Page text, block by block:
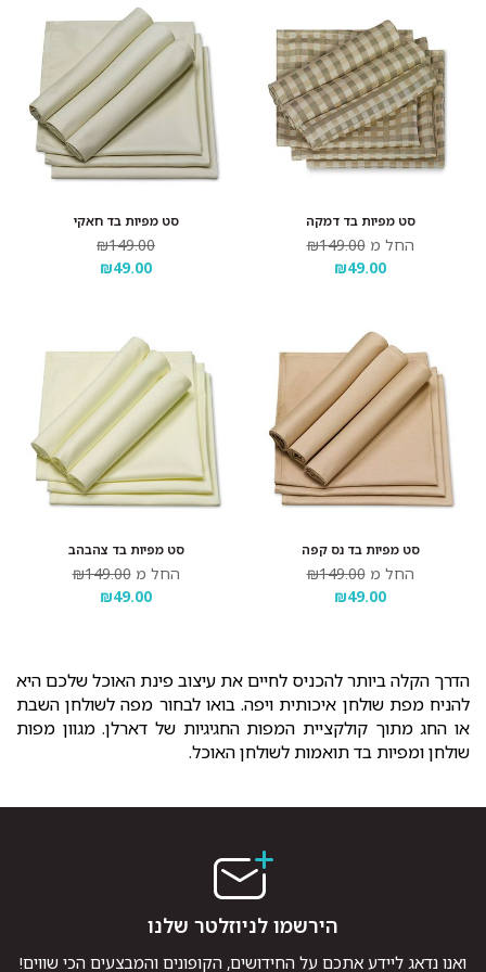
סט מפיות בד דמקה
החל מ ₪149.00
₪49.00
סט מפיות בד חאקי
₪149.00
₪49.00
סט מפיות בד נס קפה
החל מ ₪149.00
₪49.00
סט מפיות בד צהבהב
החל מ ₪149.00
₪49.00
הדרך הקלה ביותר להכניס לחיים את עיצוב פינת האוכל שלכם היא
להניח מפת שולחן איכותית ויפה. בואו לבחור מפה לשולחן השבת
או החג מתוך קולקציית המפות החגיגיות של דארלן. מגוון מפות
שולחן ומפיות בד תואמות לשולחן האוכל.
הירשמו לניוזלטר שלנו
ואנו נדאג ליידע אתכם על החידושים, הקופונים והמבצעים הכי שווים!